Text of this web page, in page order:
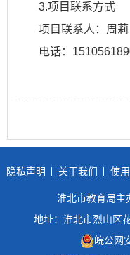
3.项目联系方式
项目联系人：周莉
电话：
隐私声明 关于我们 使
淮北市教育局主
地址：淮北市烈山区
皖公网